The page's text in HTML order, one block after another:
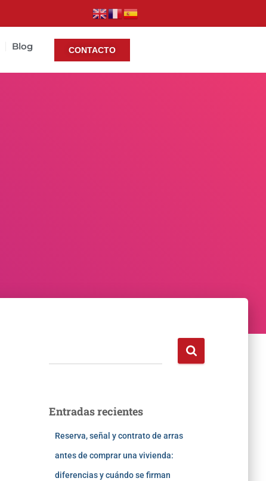
Blog CONTACTO
Entradas recientes
Reserva, señal y contrato de arras
antes de comprar una vivienda:
diferencias y cuándo se firman